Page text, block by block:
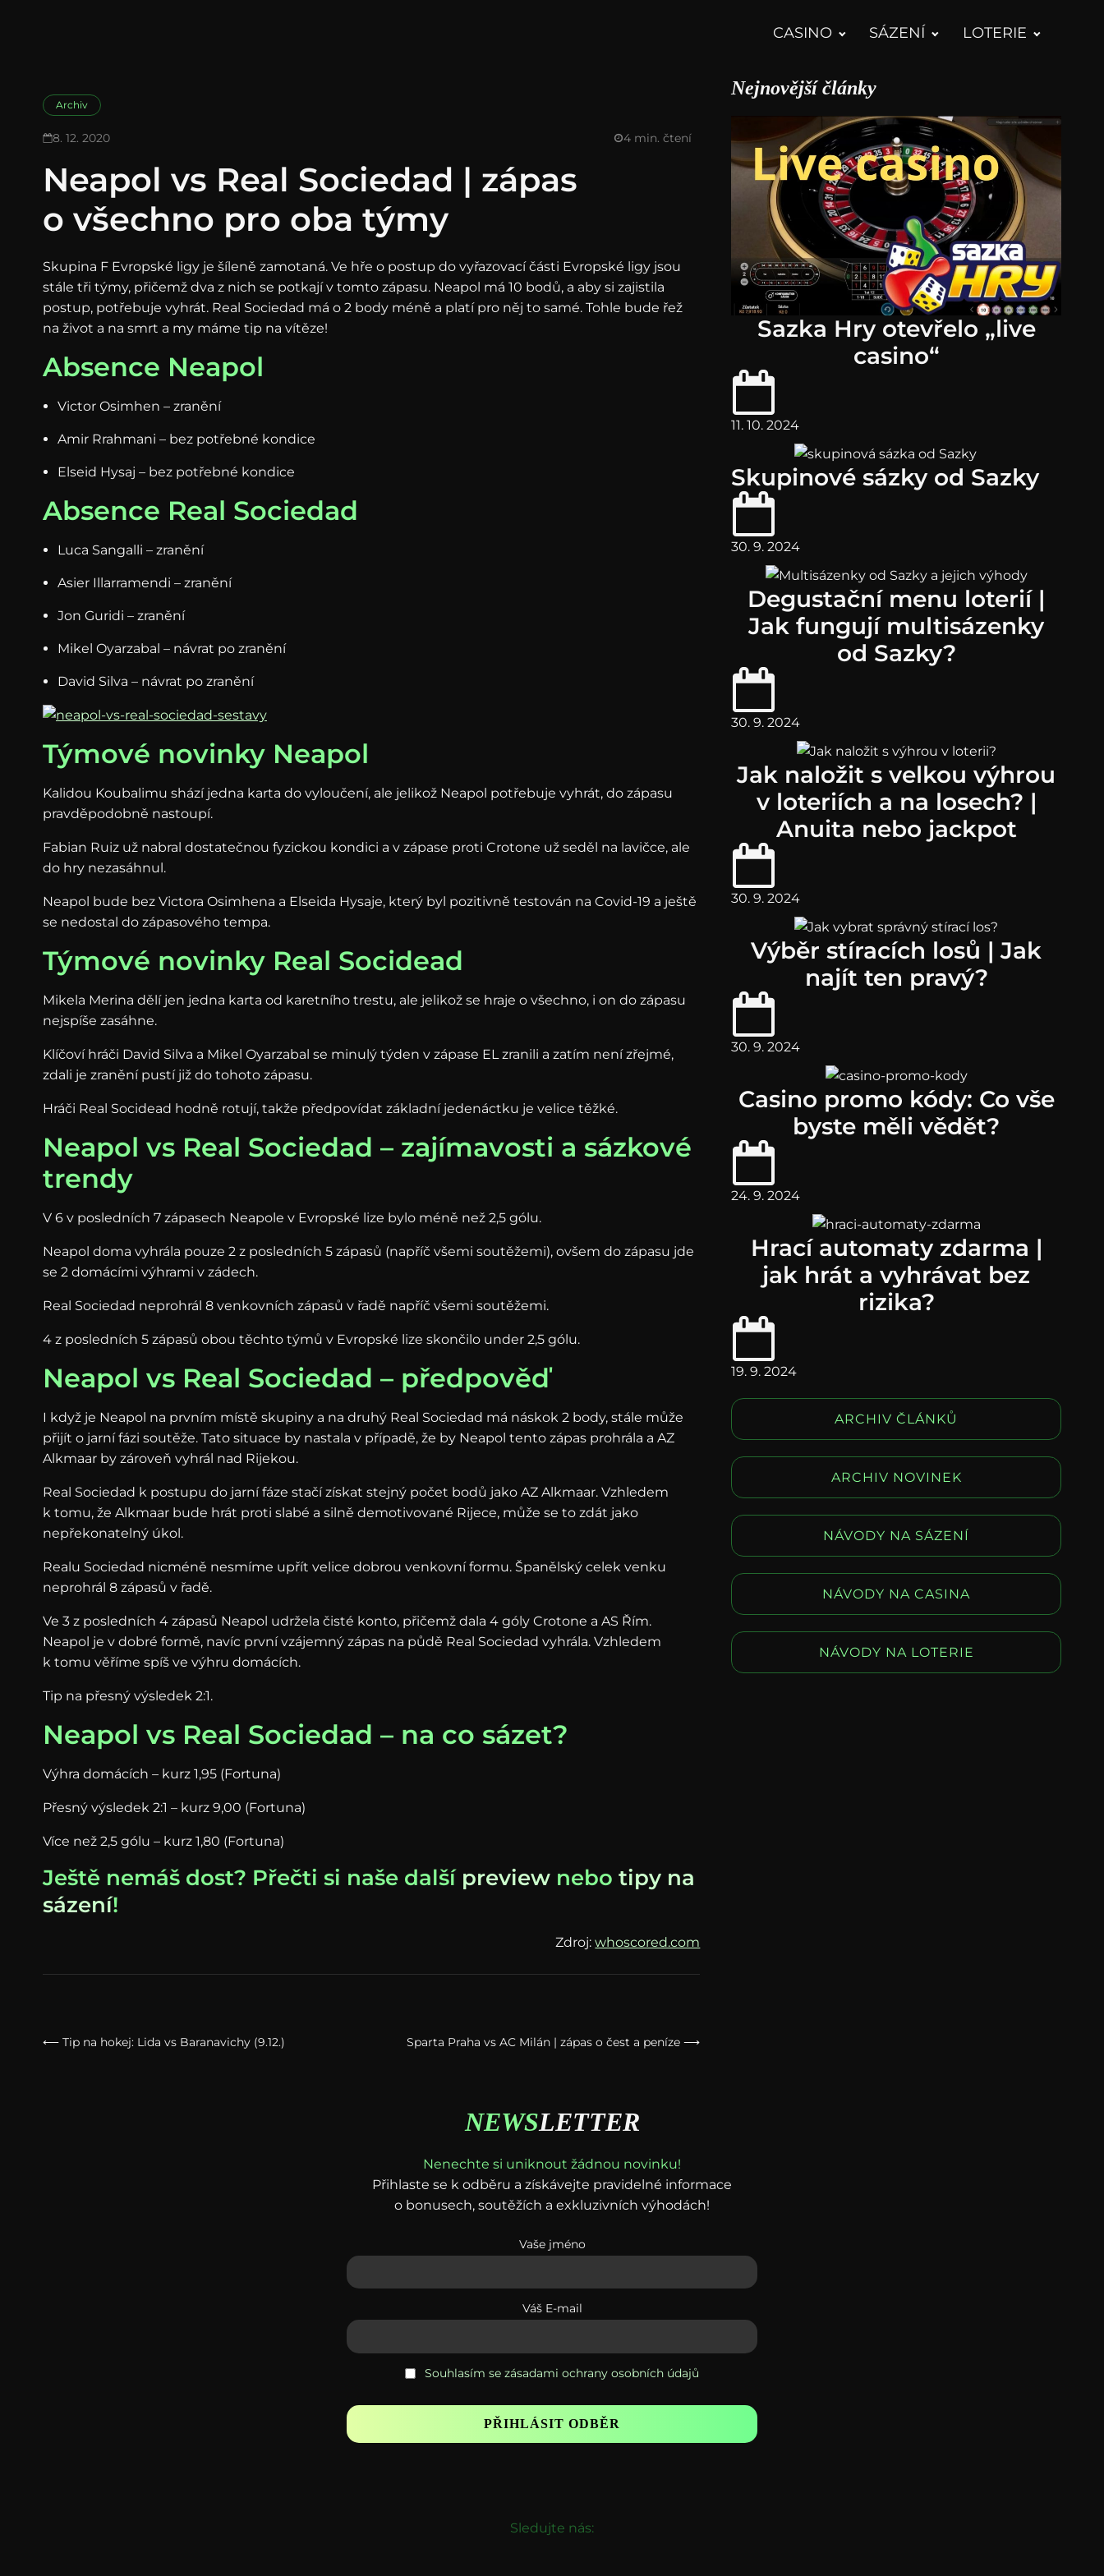
CASINO SÁZENÍ LOTERIE
Archiv
8. 12. 2020 4 min. čtení
Neapol vs Real Sociedad | zápas
o všechno pro oba týmy
Skupina F Evropské ligy je šíleně zamotaná. Ve hře o postup do vyřazovací části Evropské ligy jsou
stále tři týmy, přičemž dva z nich se potkají v tomto zápasu. Neapol má 10 bodů, a aby si zajistila
postup, potřebuje vyhrát. Real Sociedad má o 2 body méně a platí pro něj to samé. Tohle bude řež
na život a na smrt a my máme tip na vítěze!
Absence Neapol
Victor Osimhen – zranění
Amir Rrahmani – bez potřebné kondice
Elseid Hysaj – bez potřebné kondice
Absence Real Sociedad
Luca Sangalli – zranění
Asier Illarramendi – zranění
Jon Guridi – zranění
Mikel Oyarzabal – návrat po zranění
David Silva – návrat po zranění
Týmové novinky Neapol
Kalidou Koubalimu shází jedna karta do vyloučení, ale jelikož Neapol potřebuje vyhrát, do zápasu
pravděpodobně nastoupí.
Fabian Ruiz už nabral dostatečnou fyzickou kondici a v zápase proti Crotone už seděl na lavičce, ale
do hry nezasáhnul.
Neapol bude bez Victora Osimhena a Elseida Hysaje, který byl pozitivně testován na Covid-19 a ještě
se nedostal do zápasového tempa.
Týmové novinky Real Socidead
Mikela Merina dělí jen jedna karta od karetního trestu, ale jelikož se hraje o všechno, i on do zápasu
nejspíše zasáhne.
Klíčoví hráči David Silva a Mikel Oyarzabal se minulý týden v zápase EL zranili a zatím není zřejmé,
zdali je zranění pustí již do tohoto zápasu.
Hráči Real Socidead hodně rotují, takže předpovídat základní jedenáctku je velice těžké.
Neapol vs Real Sociedad – zajímavosti a sázkové
trendy
V 6 v posledních 7 zápasech Neapole v Evropské lize bylo méně než 2,5 gólu.
Neapol doma vyhrála pouze 2 z posledních 5 zápasů (napříč všemi soutěžemi), ovšem do zápasu jde
se 2 domácími výhrami v zádech.
Real Sociedad neprohrál 8 venkovních zápasů v řadě napříč všemi soutěžemi.
4 z posledních 5 zápasů obou těchto týmů v Evropské lize skončilo under 2,5 gólu.
Neapol vs Real Sociedad – předpověď
I když je Neapol na prvním místě skupiny a na druhý Real Sociedad má náskok 2 body, stále může
přijít o jarní fázi soutěže. Tato situace by nastala v případě, že by Neapol tento zápas prohrála a AZ
Alkmaar by zároveň vyhrál nad Rijekou.
Real Sociedad k postupu do jarní fáze stačí získat stejný počet bodů jako AZ Alkmaar. Vzhledem
k tomu, že Alkmaar bude hrát proti slabé a silně demotivované Rijece, může se to zdát jako
nepřekonatelný úkol.
Realu Sociedad nicméně nesmíme upřít velice dobrou venkovní formu. Španělský celek venku
neprohrál 8 zápasů v řadě.
Ve 3 z posledních 4 zápasů Neapol udržela čisté konto, přičemž dala 4 góly Crotone a AS Řím.
Neapol je v dobré formě, navíc první vzájemný zápas na půdě Real Sociedad vyhrála. Vzhledem
k tomu věříme spíš ve výhru domácích.
Tip na přesný výsledek 2:1.
Neapol vs Real Sociedad – na co sázet?
Výhra domácích – kurz 1,95 (Fortuna)
Přesný výsledek 2:1 – kurz 9,00 (Fortuna)
Více než 2,5 gólu – kurz 1,80 (Fortuna)
Ještě nemáš dost? Přečti si naše další preview nebo tipy na
sázení!
Zdroj:whoscored.com
⟵ Tip na hokej: Lida vs Baranavichy (9.12.) Sparta Praha vs AC Milán | zápas o čest a peníze ⟶
Nejnovější články
Sazka Hry otevřelo „live
casino“
11. 10. 2024
Skupinové sázky od Sazky
30. 9. 2024
Degustační menu loterií |
Jak fungují multisázenky
od Sazky?
30. 9. 2024
Jak naložit s velkou výhrou
v loteriích a na losech? |
Anuita nebo jackpot
30. 9. 2024
Výběr stíracích losů | Jak
najít ten pravý?
30. 9. 2024
Casino promo kódy: Co vše
byste měli vědět?
24. 9. 2024
Hrací automaty zdarma |
jak hrát a vyhrávat bez
rizika?
19. 9. 2024
ARCHIV ČLÁNKŮ
ARCHIV NOVINEK
NÁVODY NA SÁZENÍ
NÁVODY NA CASINA
NÁVODY NA LOTERIE
NEWSLETTER
Nenechte si uniknout žádnou novinku!
Přihlaste se k odběru a získávejte pravidelné informace
o bonusech, soutěžích a exkluzivních výhodách!
Vaše jméno
Váš E-mail
Souhlasím se zásadami ochrany osobních údajů
Sledujte nás: